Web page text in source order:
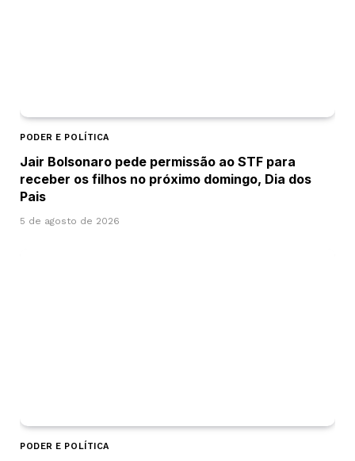
PODER E POLÍTICA
Jair Bolsonaro pede permissão ao STF para
receber os filhos no próximo domingo, Dia dos
Pais
5 de agosto de 2026
PODER E POLÍTICA